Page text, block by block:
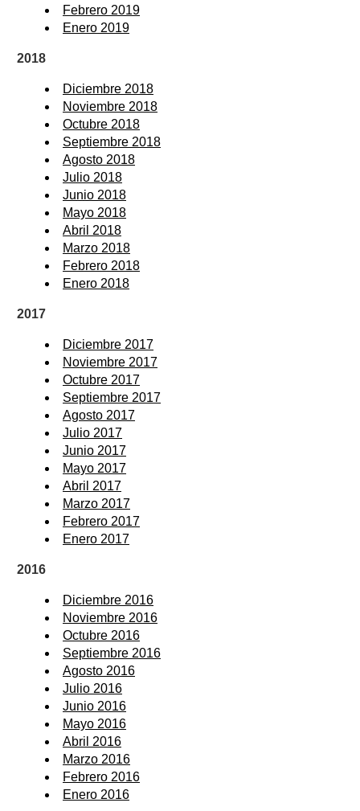
Febrero 2019
Enero 2019
2018
Diciembre 2018
Noviembre 2018
Octubre 2018
Septiembre 2018
Agosto 2018
Julio 2018
Junio 2018
Mayo 2018
Abril 2018
Marzo 2018
Febrero 2018
Enero 2018
2017
Diciembre 2017
Noviembre 2017
Octubre 2017
Septiembre 2017
Agosto 2017
Julio 2017
Junio 2017
Mayo 2017
Abril 2017
Marzo 2017
Febrero 2017
Enero 2017
2016
Diciembre 2016
Noviembre 2016
Octubre 2016
Septiembre 2016
Agosto 2016
Julio 2016
Junio 2016
Mayo 2016
Abril 2016
Marzo 2016
Febrero 2016
Enero 2016